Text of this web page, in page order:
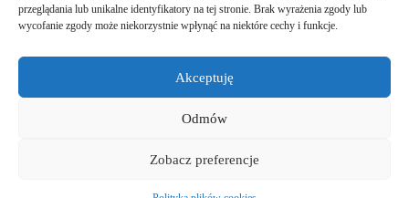
przeglądania lub unikalne identyfikatory na tej stronie. Brak wyrażenia zgody lub
wycofanie zgody może niekorzystnie wpłynąć na niektóre cechy i funkcje.
Akceptuję
Odmów
Zobacz preferencje
Koniec pierwszej części mojej opowieści to przejazd
między dwoma światami, średniej lub bardzo złej
oraz dobrej i słonecznej pogody. Dalsza droga to już
chorwacka ziemia. Jedziemy prościutko na
2024-09-15